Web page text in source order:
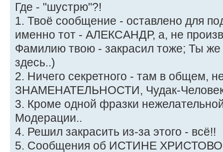
Где - "шустрю"?!
1. Твоё сообщение - оставлено для
именно тот - АЛЕКСАНДР, а, не
Фамилию твою - закрасил тоже; Ты же
здесь..)
2. Ничего секретного - там в общем,
ЗНАМЕНАТЕЛЬНОСТИ, Чудак-
3. Кроме одной фразки
Модерации..
4. Решил закрасить из-за этого - всё!!
5. Сообщения об ИСТИНЕ